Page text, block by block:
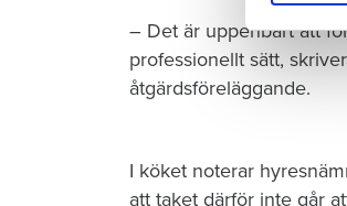
– Det är uppenbart att
professionellt sätt,
åtgärdsföreläggande.
I köket noterar
att taket därför inte går